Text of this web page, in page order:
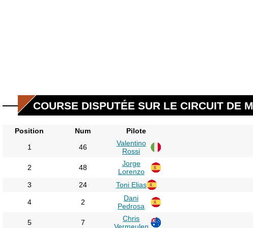
COURSE DISPUTÉE SUR LE CIRCUIT DE
Position Num Pilote
1
46
Valentino
Rossi
2 48
Jorge
Lorenzo
3 24 Toni Elias
4 2
Dani
Pedrosa
5 7
Chris